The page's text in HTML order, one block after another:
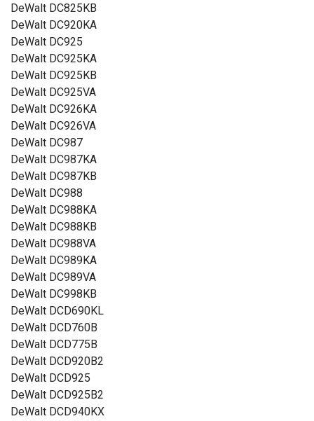
DeWalt DC825KB
DeWalt DC920KA
DeWalt DC925
DeWalt DC925KA
DeWalt DC925KB
DeWalt DC925VA
DeWalt DC926KA
DeWalt DC926VA
DeWalt DC987
DeWalt DC987KA
DeWalt DC987KB
DeWalt DC988
DeWalt DC988KA
DeWalt DC988KB
DeWalt DC988VA
DeWalt DC989KA
DeWalt DC989VA
DeWalt DC998KB
DeWalt DCD690KL
DeWalt DCD760B
DeWalt DCD775B
DeWalt DCD920B2
DeWalt DCD925
DeWalt DCD925B2
DeWalt DCD940KX